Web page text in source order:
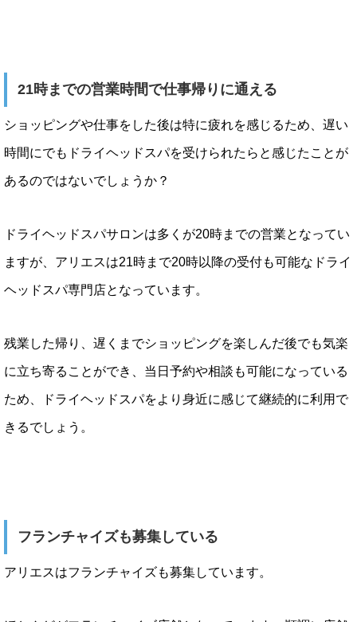
21時までの営業時間で仕事帰りに通える
ショッピングや仕事をした後は特に疲れを感じるため、遅い
時間にでもドライヘッドスパを受けられたらと感じたことが
あるのではないでしょうか？
ドライヘッドスパサロンは多くが20時までの営業となってい
ますが、アリエスは21時まで20時以降の受付も可能なドライ
ヘッドスパ専門店となっています。
残業した帰り、遅くまでショッピングを楽しんだ後でも気楽
に立ち寄ることができ、当日予約や相談も可能になっている
ため、ドライヘッドスパをより身近に感じて継続的に利用で
きるでしょう。
フランチャイズも募集している
アリエスはフランチャイズも募集しています。